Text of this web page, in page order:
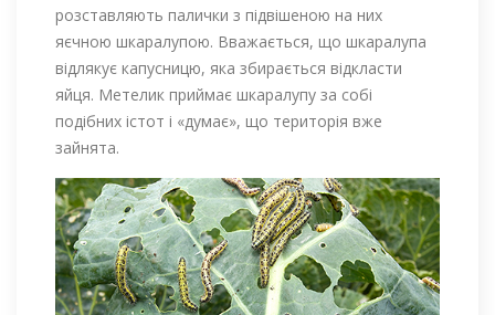
розставляють палички з підвішеною на них
яєчною шкаралупою. Вважається, що шкаралупа
відлякує капусницю, яка збирається відкласти
яйця. Метелик приймає шкаралупу за собі
подібних істот і «думає», що територія вже
зайнята.